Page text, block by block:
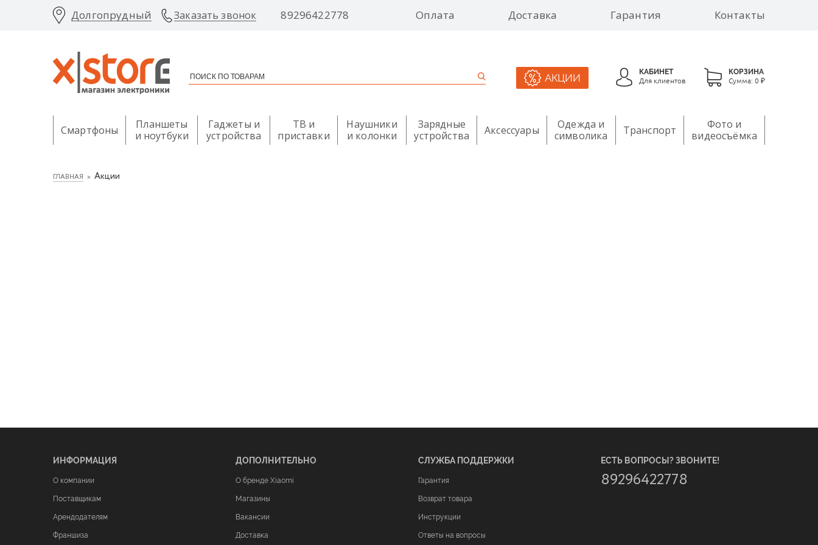
Долгопрудный Заказать звонок 89296422778 Оплата Доставка Гарантия Контакты
АКЦИИ
КАБИНЕТ
Для клиентов
КОРЗИНА
Сумма: 0 ₽
Смартфоны
Планшеты
и ноутбуки
Гаджеты и
устройства
ТВ и
приставки
Наушники
и колонки
Зарядные
устройства
Аксессуары
Одежда и
символика
Транспорт
Фото и
видеосъёмка
ГЛАВНАЯ Акции
ИНФОРМАЦИЯ
О компании
Поставщикам
Арендодателям
Франшиза
ДОПОЛНИТЕЛЬНО
О бренде Xiaomi
Магазины
Вакансии
Доставка
СЛУЖБА ПОДДЕРЖКИ
Гарантия
Возврат товара
Инструкции
Ответы на вопросы
ЕСТЬ ВОПРОСЫ? ЗВОНИТЕ!
89296422778